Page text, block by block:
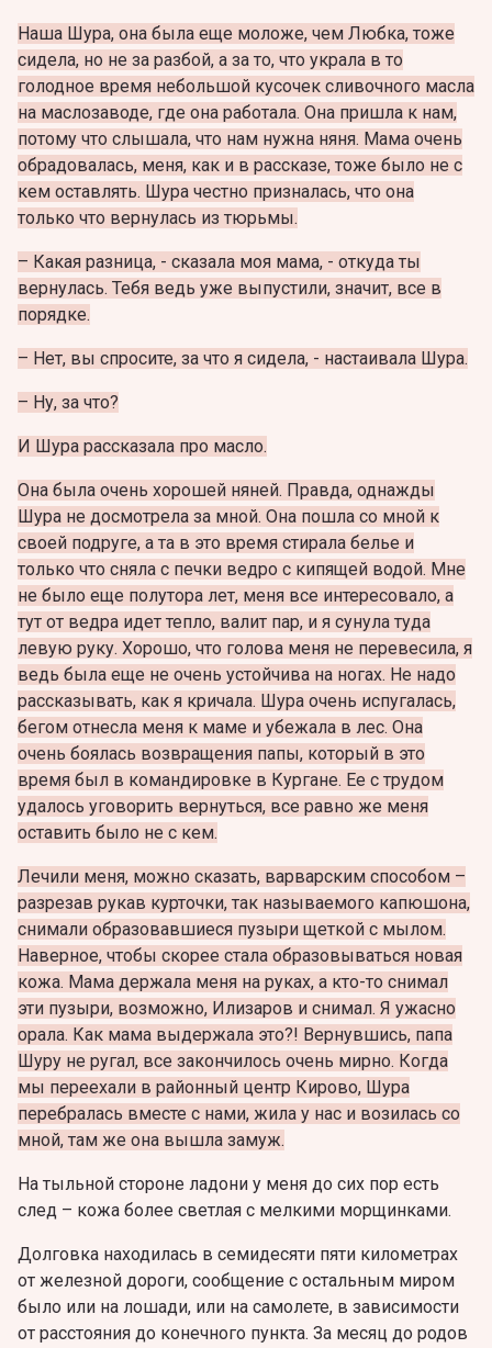
Наша Шура, она была еще моложе, чем Любка, тоже
сидела, но не за разбой, а за то, что украла в то
голодное время небольшой кусочек сливочного масла
на маслозаводе, где она работала. Она пришла к нам,
потому что слышала, что нам нужна няня. Мама очень
обрадовалась, меня, как и в рассказе, тоже было не с
кем оставлять. Шура честно призналась, что она
только что вернулась из тюрьмы.
– Какая разница, - сказала моя мама, - откуда ты
вернулась. Тебя ведь уже выпустили, значит, все в
порядке.
– Нет, вы спросите, за что я сидела, - настаивала Шура.
– Ну, за что?
И Шура рассказала про масло.
Она была очень хорошей няней. Правда, однажды
Шура не досмотрела за мной. Она пошла со мной к
своей подруге, а та в это время стирала белье и
только что сняла с печки ведро с кипящей водой. Мне
не было еще полутора лет, меня все интересовало, а
тут от ведра идет тепло, валит пар, и я сунула туда
левую руку. Хорошо, что голова меня не перевесила, я
ведь была еще не очень устойчива на ногах. Не надо
рассказывать, как я кричала. Шура очень испугалась,
бегом отнесла меня к маме и убежала в лес. Она
очень боялась возвращения папы, который в это
время был в командировке в Кургане. Ее с трудом
удалось уговорить вернуться, все равно же меня
оставить было не с кем.
Лечили меня, можно сказать, варварским способом –
разрезав рукав курточки, так называемого капюшона,
снимали образовавшиеся пузыри щеткой с мылом.
Наверное, чтобы скорее стала образовываться новая
кожа. Мама держала меня на руках, а кто-то снимал
эти пузыри, возможно, Илизаров и снимал. Я ужасно
орала. Как мама выдержала это?! Вернувшись, папа
Шуру не ругал, все закончилось очень мирно. Когда
мы переехали в районный центр Кирово, Шура
перебралась вместе с нами, жила у нас и возилась со
мной, там же она вышла замуж.
На тыльной стороне ладони у меня до сих пор есть
след – кожа более светлая с мелкими морщинками.
Долговка находилась в семидесяти пяти километрах
от железной дороги, сообщение с остальным миром
было или на лошади, или на самолете, в зависимости
от расстояния до конечного пункта. За месяц до родов